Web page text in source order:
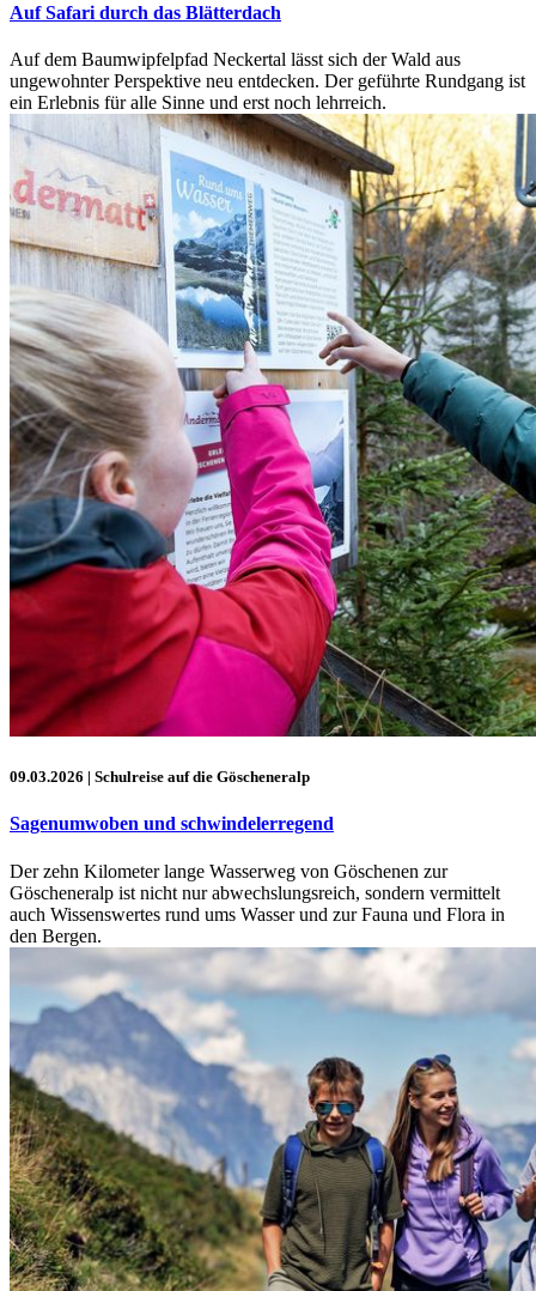
Auf Safari durch das Blätterdach
Auf dem Baumwipfelpfad Neckertal lässt sich der Wald aus
ungewohnter Perspektive neu entdecken. Der geführte Rundgang ist
ein Erlebnis für alle Sinne und erst noch lehrreich.
09.03.2026 | Schulreise auf die Göscheneralp
Sagenumwoben und schwindelerregend
Der zehn Kilometer lange Wasserweg von Göschenen zur
Göscheneralp ist nicht nur abwechslungsreich, sondern vermittelt
auch Wissenswertes rund ums Wasser und zur Fauna und Flora in
den Bergen.